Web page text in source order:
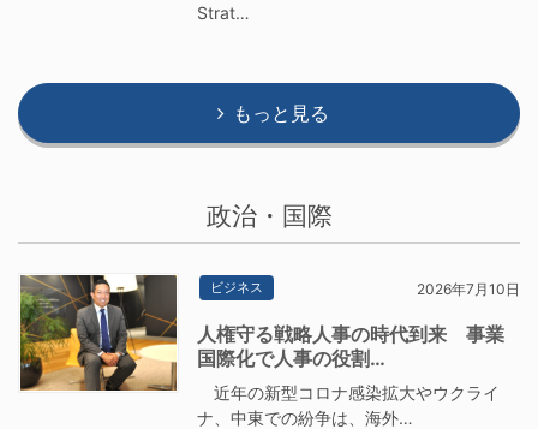
Strat…
もっと見る
政治・国際
ビジネス 2026年7月10日
人権守る戦略人事の時代到来 事業
国際化で人事の役割…
近年の新型コロナ感染拡大やウクライ
ナ、中東での紛争は、海外…